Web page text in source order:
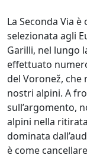
La Seconda Via
selezionata agli
Garilli, nel lungo
effettuato
del Voronež, che
nostri alpini. A
sull’argomento,
alpini nella
dominata
è come